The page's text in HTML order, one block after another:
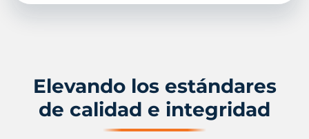
Elevando los estándares
de calidad e integridad